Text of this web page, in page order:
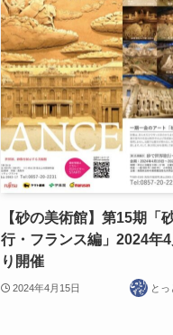
【砂の美術館】第15期「
行・フランス編」2024年
り開催
2024年4月15日 と